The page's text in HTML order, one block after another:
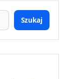
Szukaj